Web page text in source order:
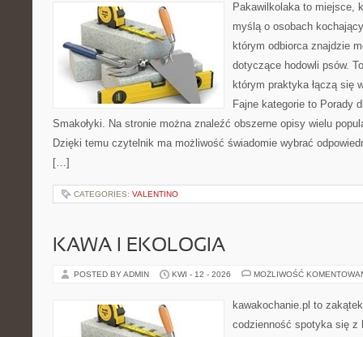
Pakawilkolaka to miejsce,
myślą o osobach
którym odbiorca znajdzie
dotyczące hodowli psów.
którym praktyka łączą się
Fajne kategorie to Porady
Smakołyki. Na stronie można znaleźć obszerne opisy wielu
Dzięki temu czytelnik ma możliwość świadomie wybrać
[…]
CATEGORIES: VALENTINO
KAWA I EKOLOGIA
POSTED BY ADMIN KWI - 12 - 2026 MOŻLIWOŚĆ
kawakochanie.pl to
codzienność spotyka się z